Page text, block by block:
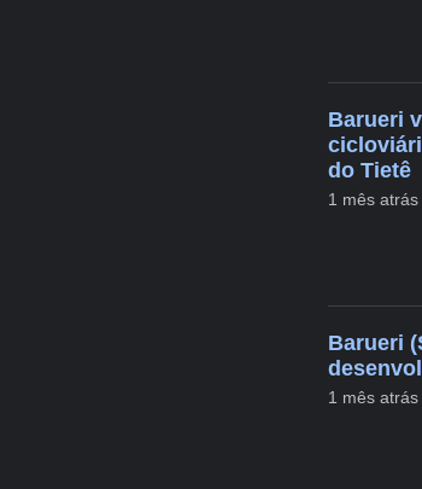
Barueri
do Tietê
1 mês atrás
Barueri
1 mês atrás